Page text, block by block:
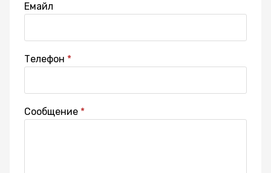
Емайл
Телефон
Сообщение